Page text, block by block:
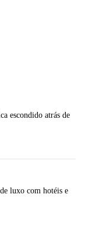
escondido atrás de
luxo com hotéis e